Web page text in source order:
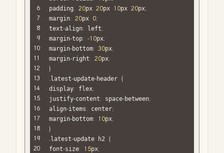
padding: 20px 20px 10px 20px;
margin: 20px 0;
text-align: left;
margin-top: -10px;
margin-bottom: 30px;
margin-right: 20px;
}
.latest-update-header {
display: flex;
justify-content: space-between;
align-items: center;
margin-bottom: 10px;
}
.latest-update h2 {
font-size: 15px;